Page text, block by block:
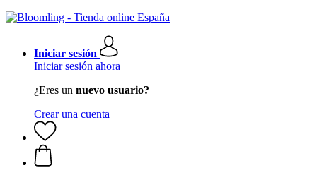
Iniciar sesión
Iniciar sesión ahora
¿Eres un nuevo usuario?
Crear una cuenta